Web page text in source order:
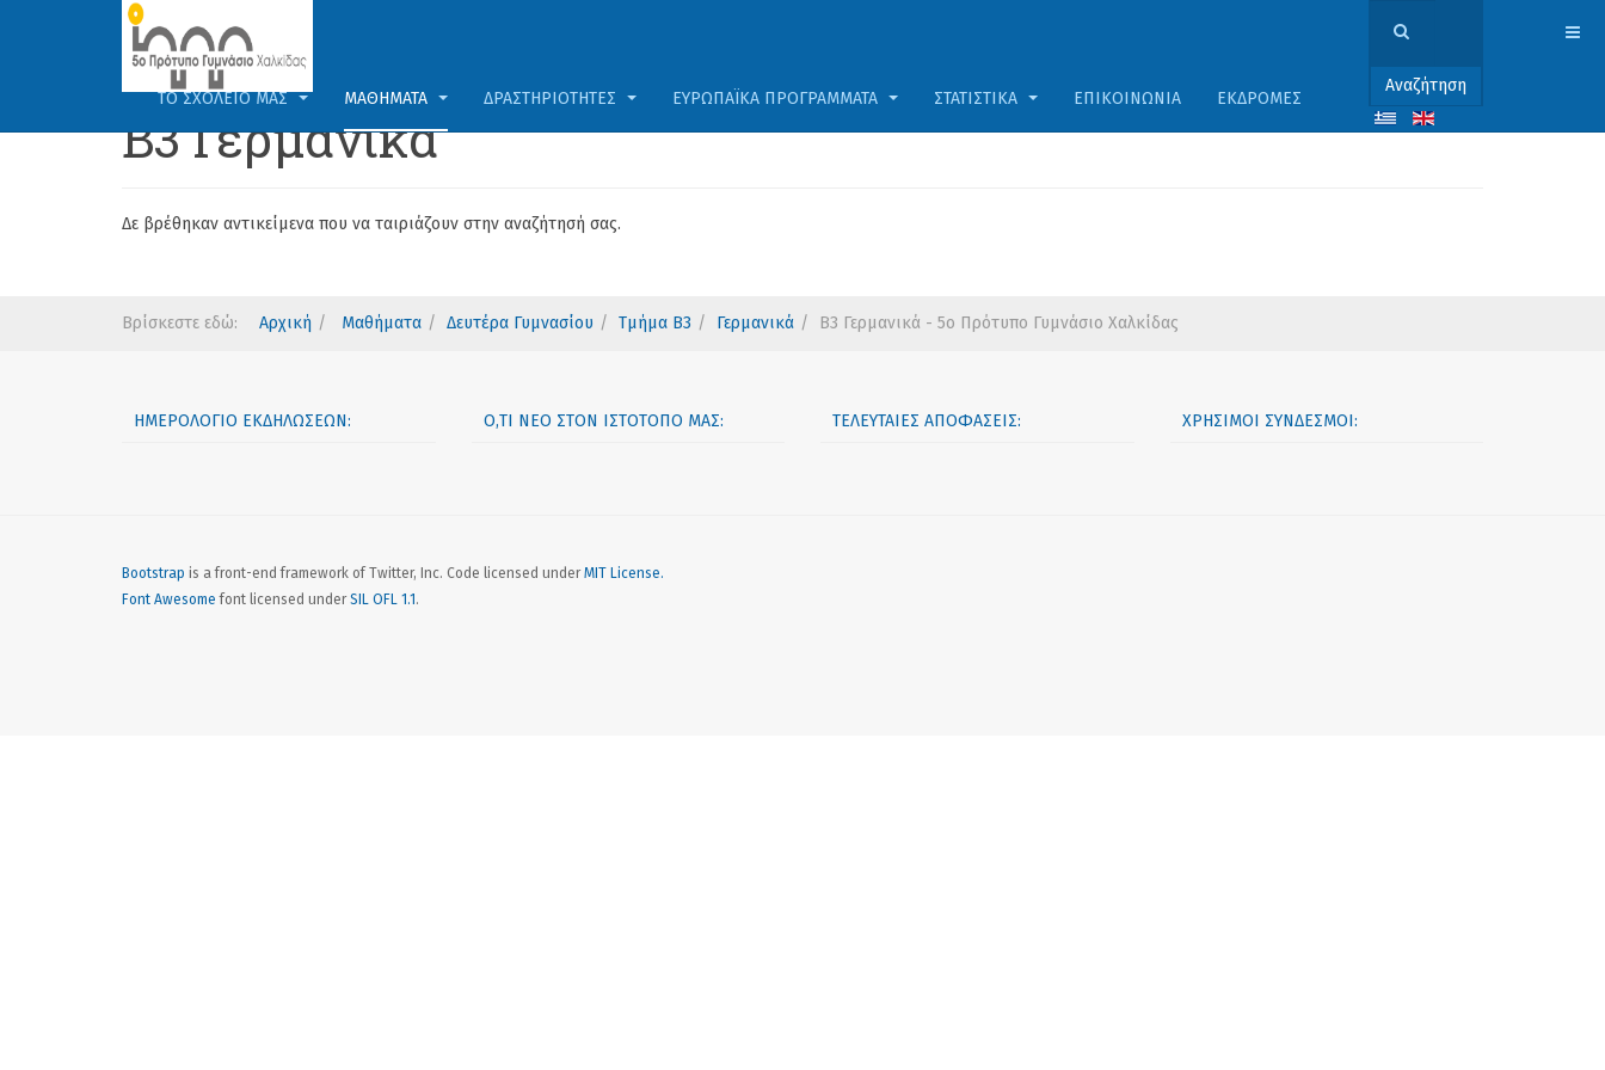
Αναζήτηση
ΤΟ ΣΧΟΛΕΊΟ ΜΑΣ ΜΑΘΉΜΑΤΑ ΔΡΑΣΤΗΡΙΌΤΗΤΕΣ ΕΥΡΩΠΑΪΚΆ ΠΡΟΓΡΆΜΜΑΤΑ ΣΤΑΤΙΣΤΙΚΆ ΕΠΙΚΟΙΝΩΝΊΑ ΕΚΔΡΟΜΈΣ
Β3 Γερμανικά
Δε βρέθηκαν αντικείμενα που να ταιριάζουν στην αναζήτησή σας.
Βρίσκεστε εδώ: Αρχική Μαθήματα Δευτέρα Γυμνασίου Τμήμα Β3 Γερμανικά Β3 Γερμανικά - 5ο Πρότυπο Γυμνάσιο Χαλκίδας
ΗΜΕΡΟΛΌΓΙΟ ΕΚΔΗΛΏΣΕΩΝ: Ό,ΤΙ ΝΈΟ ΣΤΟΝ ΙΣΤΟΤΌΠΟ ΜΑΣ: ΤΕΛΕΥΤΑΊΕΣ ΑΠΟΦΆΣΕΙΣ: ΧΡΉΣΙΜΟΙ ΣΎΝΔΕΣΜΟΙ:
Bootstrap is a front-end framework of Twitter, Inc. Code licensed underMIT License.
Font Awesome font licensed underSIL OFL 1.1 .